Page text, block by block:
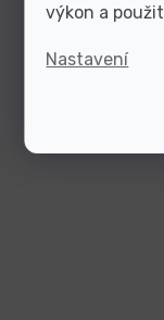
výkon a
Nastavení